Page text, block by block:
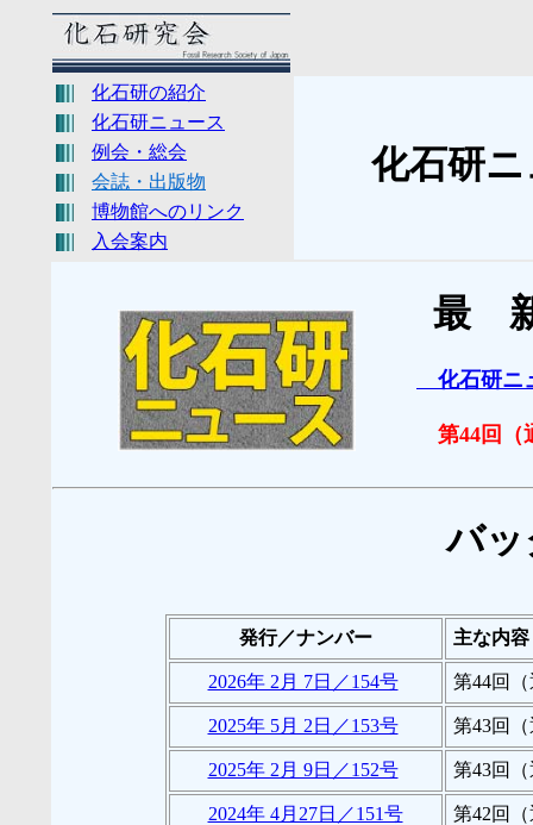
化石研の紹介
化石研ニュース
例会・総会
会誌・出版物
博物館へのリンク
入会案内
化石研ニ
最
化石研
第44回（
バ
発行／ナンバー 主な内容
2026年 2月 7日／154号 第44回
2025年 5月 2日／153号 第43回
2025年 2月 9日／152号 第43回
2024年 4月27日／151号 第42回